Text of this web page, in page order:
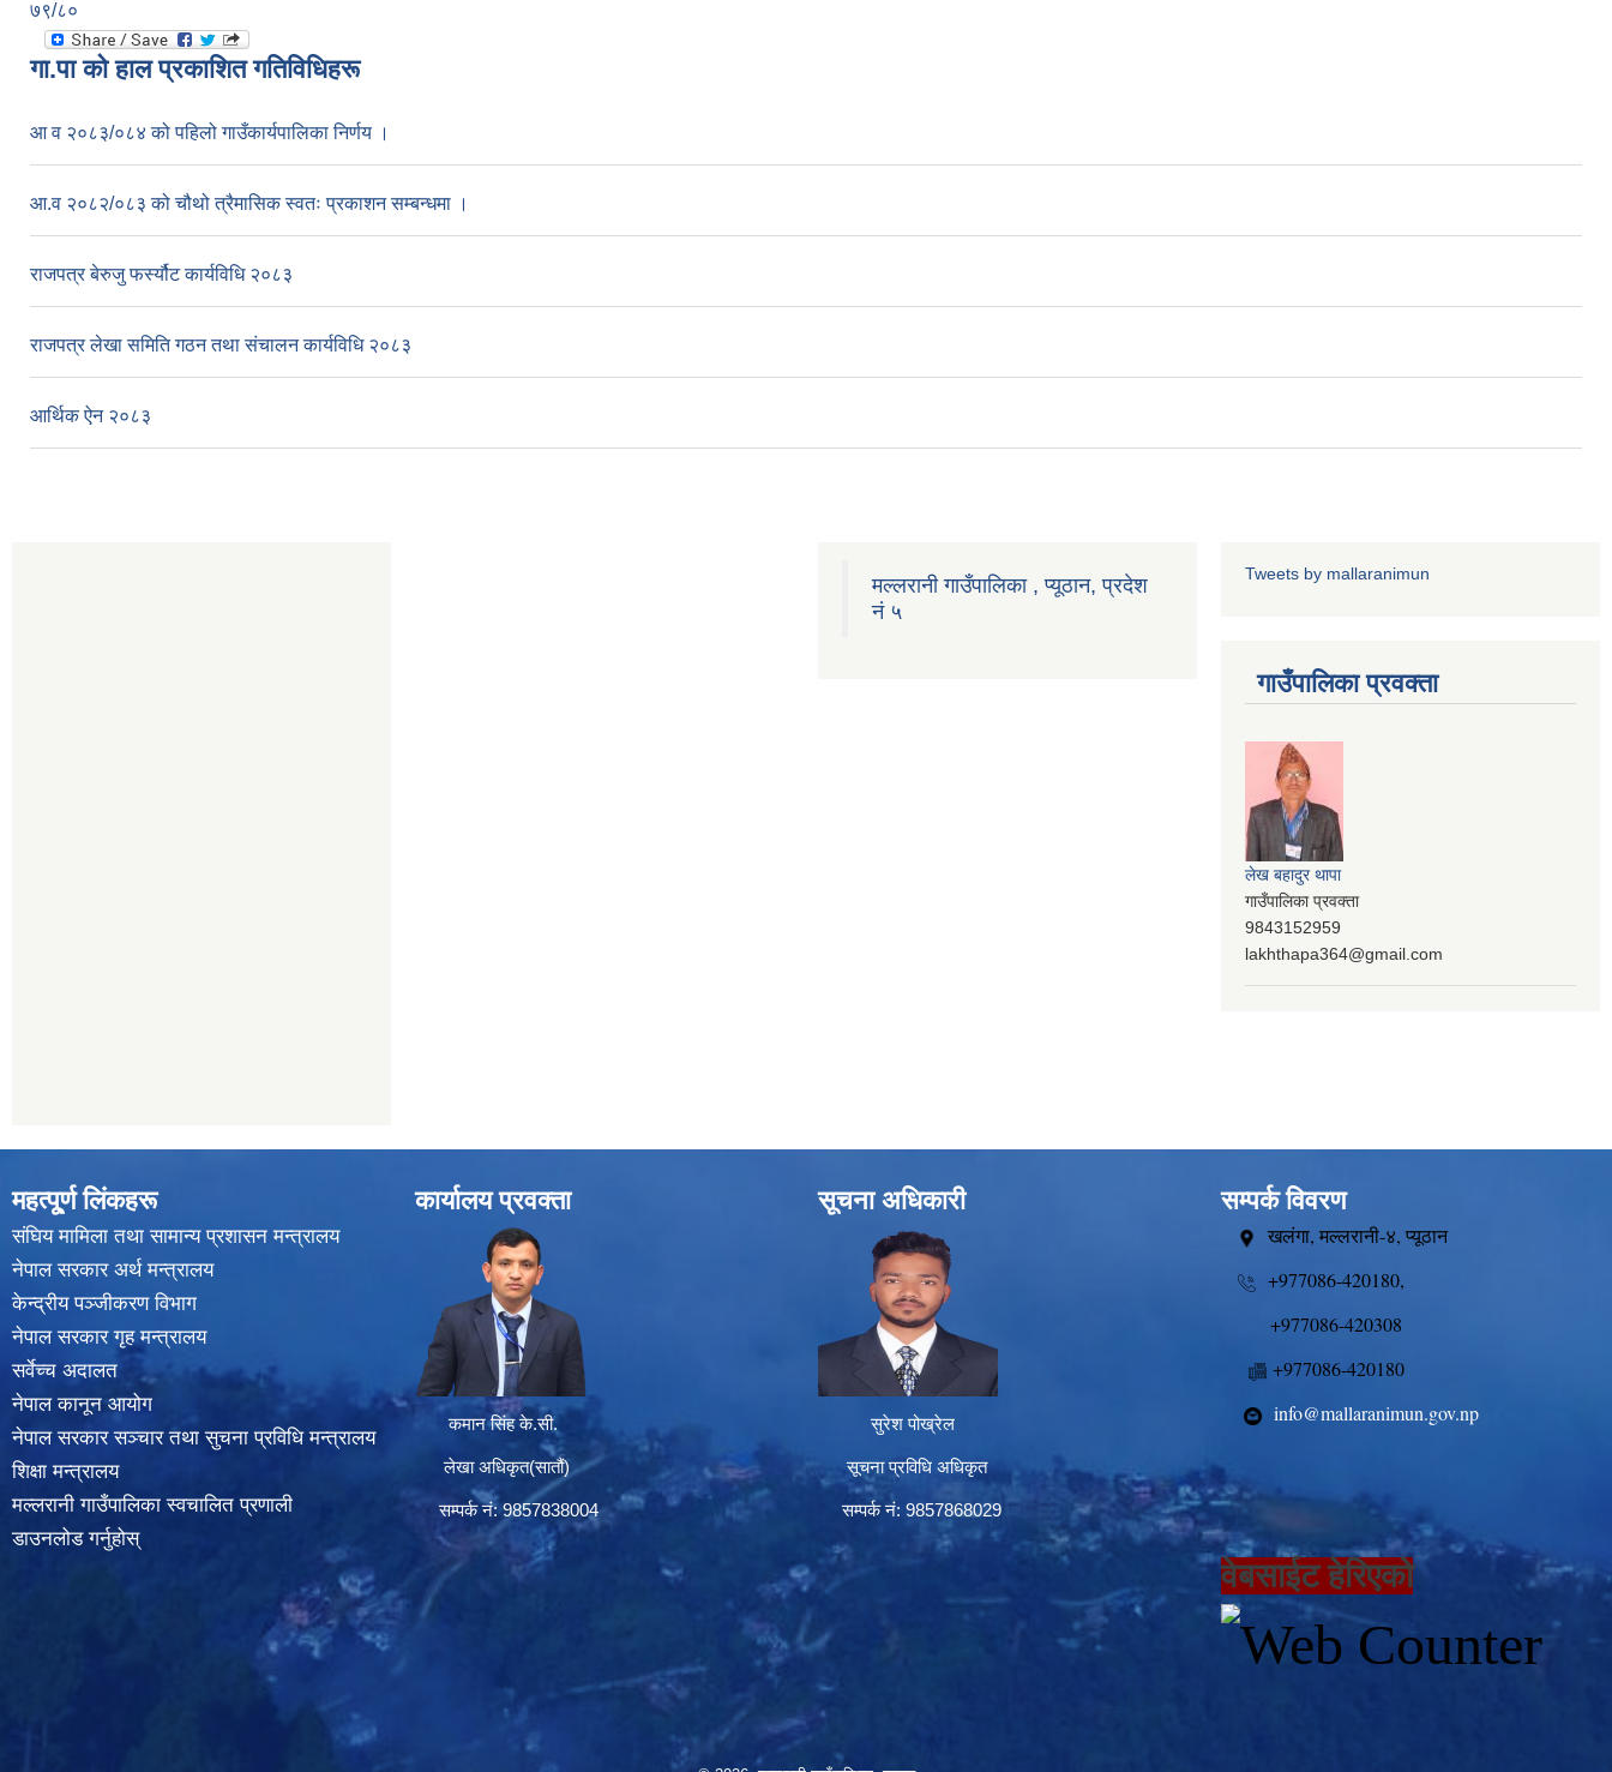
७९/८०
गा.पा काे हाल प्रकाशित गतिविधिहरू
आ व २०८३/०८४ को पहिलो गाउँकार्यपालिका निर्णय ।
आ.व २०८२/०८३ को चौथो त्रैमासिक स्वतः प्रकाशन सम्बन्धमा ।
राजपत्र बेरुजु फर्स्यौट कार्यविधि २०८३
राजपत्र लेखा समिति गठन तथा संचालन कार्यविधि २०८३
आर्थिक ऐन २०८३
मल्लरानी गाउँपालिका , प्यूठान, प्रदेश
नं ५
Tweets by mallaranimun
गाउँपालिका प्रवक्ता
लेख बहादुर थापा
गाउँपालिका प्रवक्ता
9843152959
lakhthapa364@gmail.com
महत्पू्र्ण लिंकहरू
संघिय मामिला तथा सामान्य प्रशासन मन्त्रालय
नेपाल सरकार अर्थ मन्त्रालय
केन्द्रीय पञ्जीकरण विभाग
नेपाल सरकार गृह मन्त्रालय
सर्वेच्च अदालत
नेपाल कानून आयोग
नेपाल सरकार सञ्चार तथा सुचना प्रविधि मन्त्रालय
शिक्षा मन्त्रालय
मल्लरानी गाउँपालिका स्वचालित प्रणाली
डाउनलोड गर्नुहोस्
कार्यालय प्रवक्ता
कमान सिंह के.सी.
लेखा अधिकृत(सातौं)
सम्पर्क न‌ं: 9857838004
सूचना अधिकारी
सुरेश पोख्रेल
सूचना प्रविधि अधिकृत
सम्पर्क नं: 9857868029
सम्पर्क विवरण
खलंगा, मल्लरानी-४, प्यूठान
+977086-420180,
+977086-420308
+977086-420180
info@mallaranimun.gov.np
वेबसाईट हेरिएको